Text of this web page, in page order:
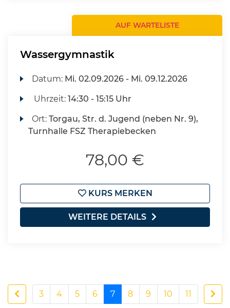
AUF WARTELISTE
Wassergymnastik
Datum: Mi. 02.09.2026 - Mi. 09.12.2026
Uhrzeit:14:30 - 15:15 Uhr
Ort:Torgau, Str. d. Jugend (neben Nr. 9),
Turnhalle FSZ Therapiebecken
78,00 €
KURS MERKEN
WEITERE DETAILS
3 4 5 6 7 8 9 10 11